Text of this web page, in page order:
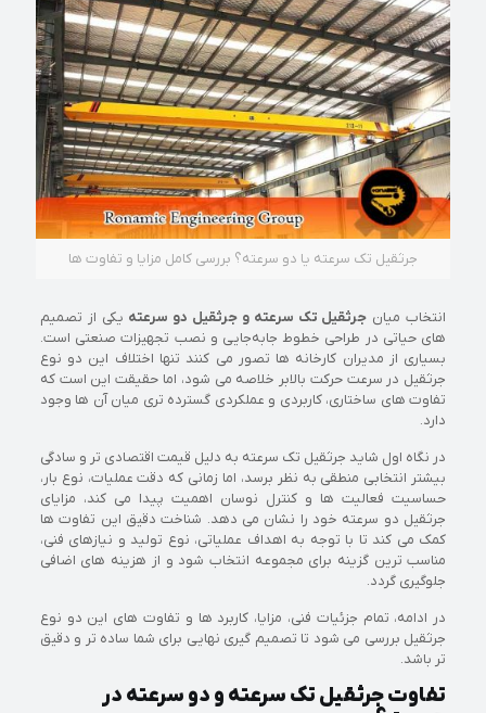
جرثقیل تک‌ سرعته یا دو سرعته؟ بررسی کامل مزایا و تفاوت‌ ها
انتخاب میان جرثقیل تک‌ سرعته و جرثقیل دو سرعته یکی از تصمیم‌
های حیاتی در طراحی خطوط جابه‌جایی و نصب تجهیزات صنعتی است.
بسیاری از مدیران کارخانه‌ ها تصور می‌ کنند تنها اختلاف این دو نوع
جرثقیل در سرعت حرکت بالابر خلاصه می‌ شود، اما حقیقت این است که
تفاوت‌ های ساختاری، کاربردی و عملکردی گسترده‌ تری میان آن‌ ها وجود
دارد.
در نگاه اول شاید جرثقیل تک‌ سرعته به دلیل قیمت اقتصادی‌ تر و سادگی
بیشتر انتخابی منطقی‌ به‌ نظر برسد، اما زمانی که دقت عملیات، نوع بار،
حساسیت فعالیت‌ ها و کنترل نوسان اهمیت پیدا می‌ کند، مزایای
جرثقیل دو سرعته خود را نشان می‌ دهد. شناخت دقیق این تفاوت‌ ها
کمک می‌ کند تا با توجه به اهداف عملیاتی، نوع تولید و نیازهای فنی،
مناسب‌ ترین گزینه برای مجموعه انتخاب شود و از هزینه‌ های اضافی
جلوگیری گردد.
در ادامه، تمام جزئیات فنی، مزایا، کاربرد ها و تفاوت‌ های این دو نوع
جرثقیل بررسی می‌ شود تا تصمیم‌ گیری نهایی برای شما ساده‌ تر و دقیق‌
تر باشد.
تفاوت جرثقیل تک‌ سرعته و دو سرعته در